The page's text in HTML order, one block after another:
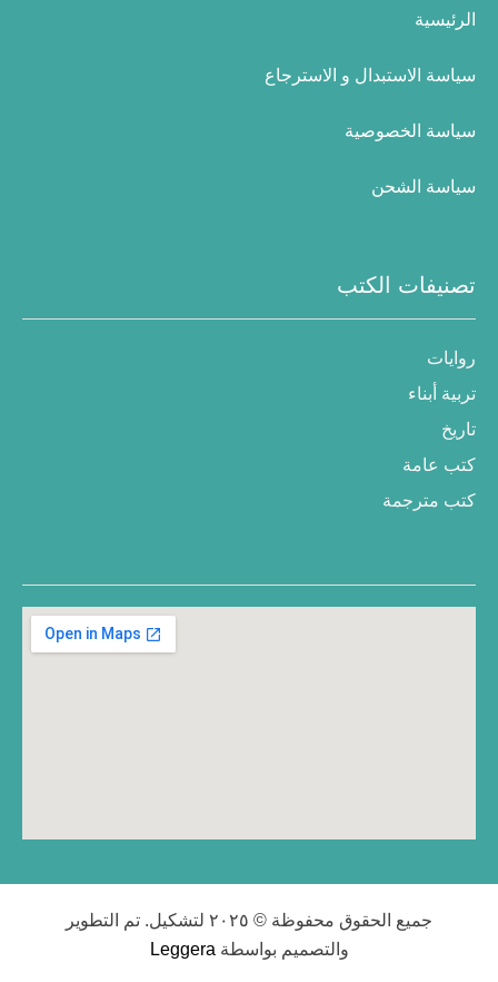
الرئيسية
سياسة الاستبدال و الاسترجاع
سياسة الخصوصية
سياسة الشحن
تصنيفات الكتب
روايات
تربية أبناء
تاريخ
كتب عامة
كتب مترجمة
جميع الحقوق محفوظة © ٢٠٢٥ لتشكيل. تم التطوير
والتصميم بواسطة Leggera